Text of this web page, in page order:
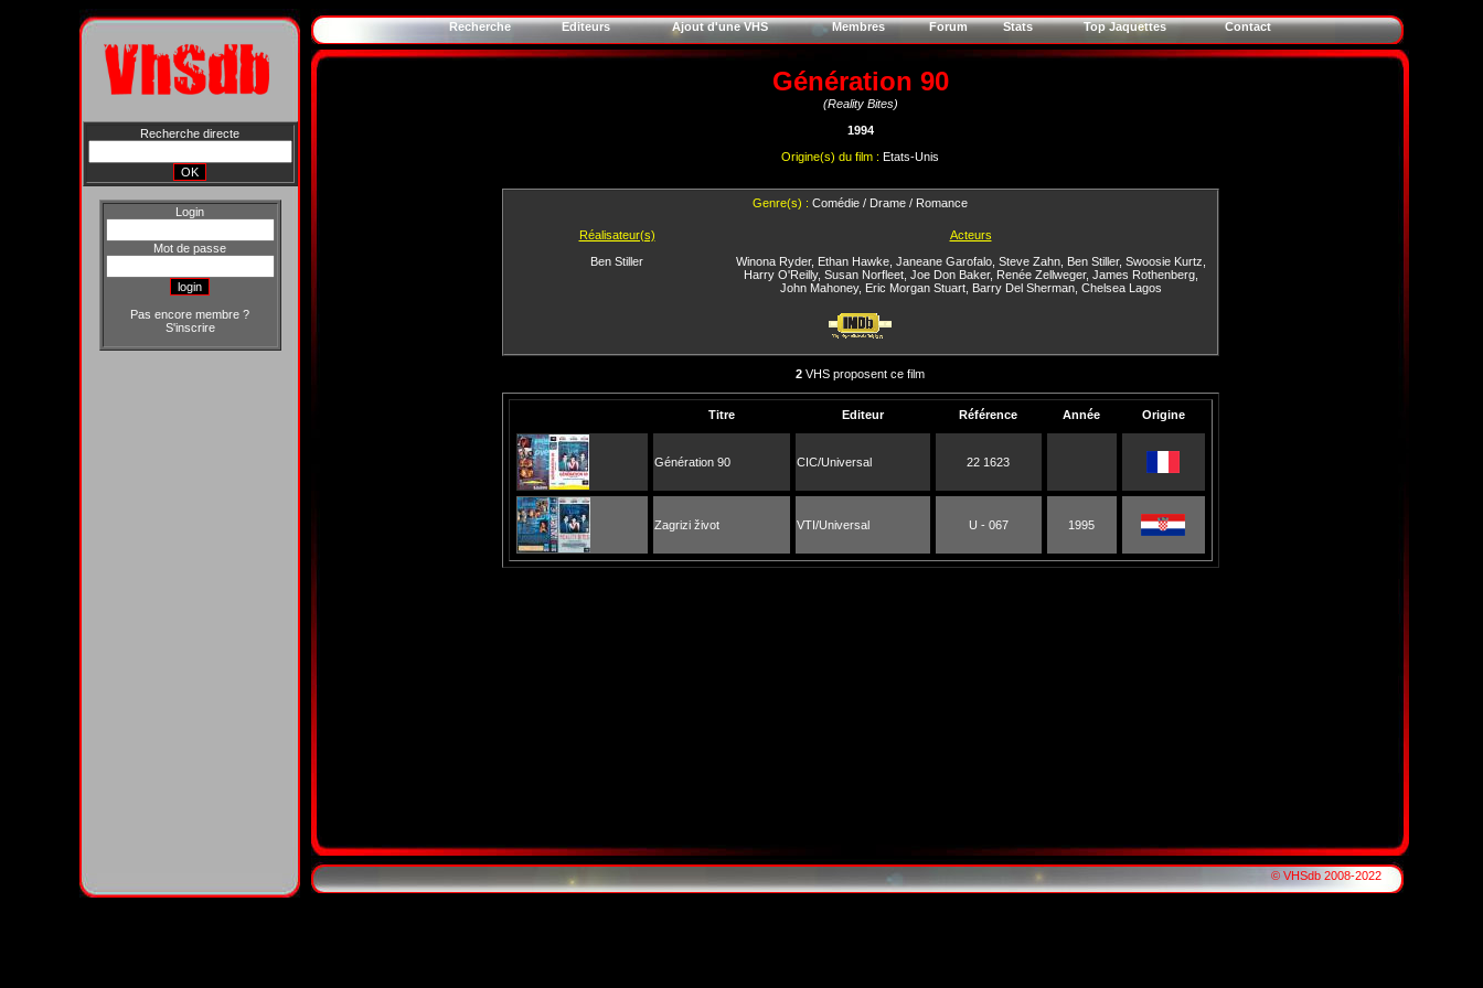
Recherche directe
Login
Mot de passe
Pas encore membre ?
S'inscrire
Recherche Editeurs Ajout d'une VHS Membres Forum Stats Top Jaquettes Contact
Génération 90
(Reality Bites)
1994
Origine(s) du film : Etats-Unis
Genre(s) : Comédie / Drame / Romance
Réalisateur(s)
Ben Stiller
Acteurs
Winona Ryder, Ethan Hawke, Janeane Garofalo, Steve Zahn, Ben Stiller, Swoosie Kurtz
Harry O'Reilly, Susan Norfleet, Joe Don Baker, Renée Zellweger, James Rothenberg,
John Mahoney, Eric Morgan Stuart, Barry Del Sherman, Chelsea Lagos
2 VHS proposent ce film
Titre Editeur Référence Année Origine
Génération 90 CIC/Universal 22 1623
Zagrizi život VTI/Universal U - 067 1995
© VHSdb 2008-2022